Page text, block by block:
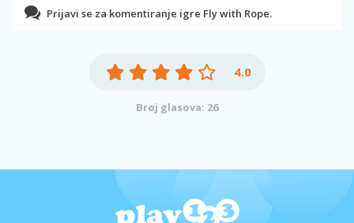
Prijavi se za komentiranje igre Fly with Rope.
4.0
Broj glasova: 26